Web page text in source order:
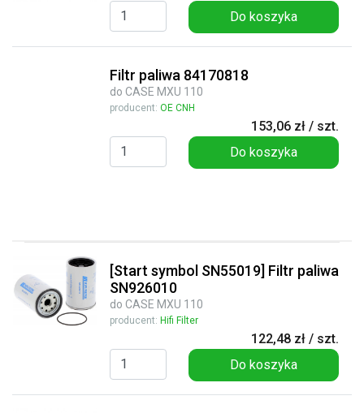
Do koszyka
Filtr paliwa 84170818
do CASE MXU 110
producent: OE CNH
153,06 zł / szt.
Do koszyka
[Start symbol SN55019] Filtr paliwa
SN926010
do CASE MXU 110
producent: Hifi Filter
122,48 zł / szt.
Do koszyka